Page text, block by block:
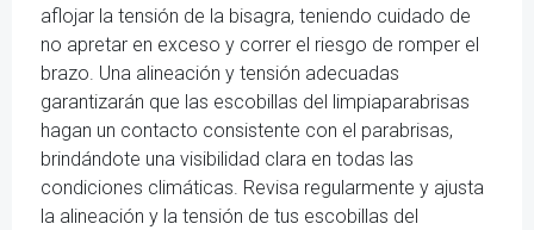
aflojar la tensión de la bisagra, teniendo cuidado de
no apretar en exceso y correr el riesgo de romper el
brazo. Una alineación y tensión adecuadas
garantizarán que las escobillas del limpiaparabrisas
hagan un contacto consistente con el parabrisas,
brindándote una visibilidad clara en todas las
condiciones climáticas. Revisa regularmente y ajusta
la alineación y la tensión de tus escobillas del